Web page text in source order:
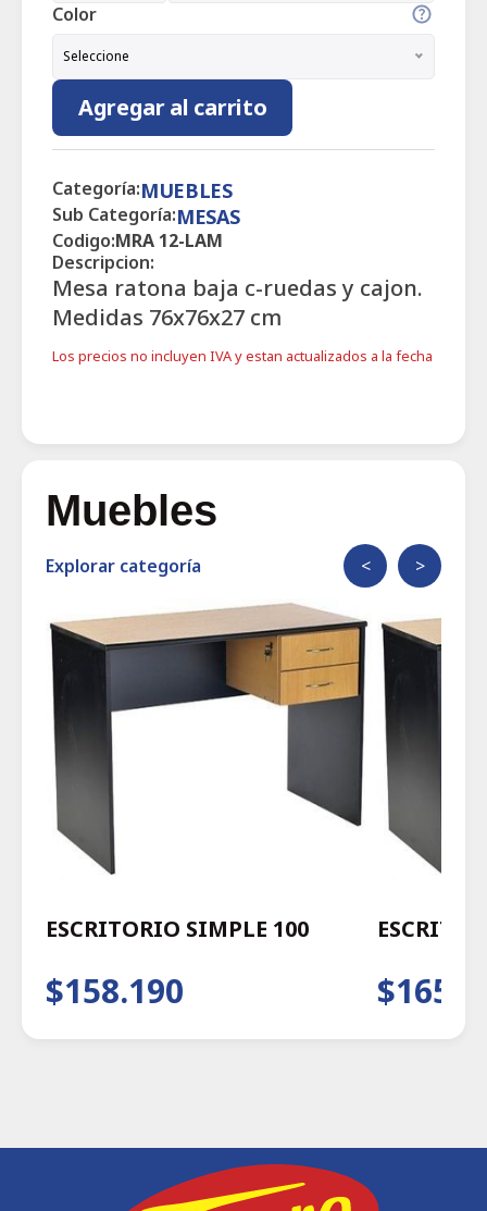
Color
Seleccione
Agregar al carrito
Categoría:MUEBLES
Sub Categoría:MESAS
Codigo:MRA 12-LAM
Descripcion:
Mesa ratona baja c-ruedas y cajon.
Medidas 76x76x27 cm
Los precios no incluyen IVA y estan actualizados a la fecha
Muebles
Explorar categoría < >
ESCRITORIO SIMPLE 100
$158.190